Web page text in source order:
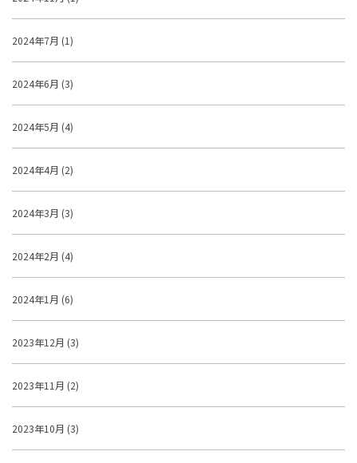
2024年7月 (1)
2024年6月 (3)
2024年5月 (4)
2024年4月 (2)
2024年3月 (3)
2024年2月 (4)
2024年1月 (6)
2023年12月 (3)
2023年11月 (2)
2023年10月 (3)